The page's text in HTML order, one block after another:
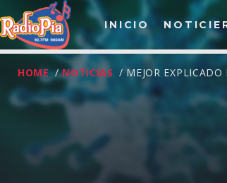
INICIO
ENTRADAS
ENTREVISTA CON GRUPO
ENTREVISTA GRUPO
HOME /NOTICIAS / MEJOR